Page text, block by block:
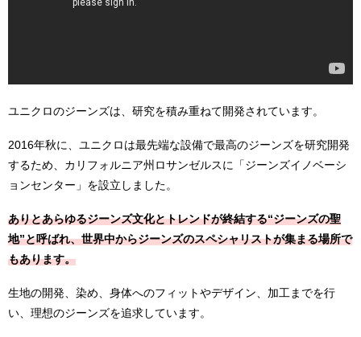
ユニクロのジーンズは、研究を積み重ねて開発されています。
2016年秋に、ユニクロは最先端な設備で最高のジーンズを研究開発
するため、カリフォルニア州ロサンゼルスに「ジーンズイノベーシ
ョンセンター」を設立しました。
ありとあらゆるジーンズ文化とトレンドが終結する“ジーンズの聖
地”と呼ばれ、世界中からジーンズのスペシャリストが集まる場所で
もあります。
生地の開発、染め、身体へのフィットやデザイン、加工までを行
い、理想のジーンズを追求しています。